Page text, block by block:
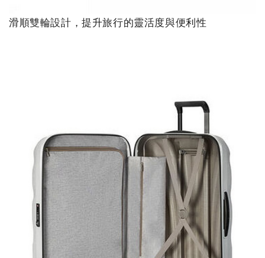
滑順雙輪設計，提升旅行的靈活度與便利性